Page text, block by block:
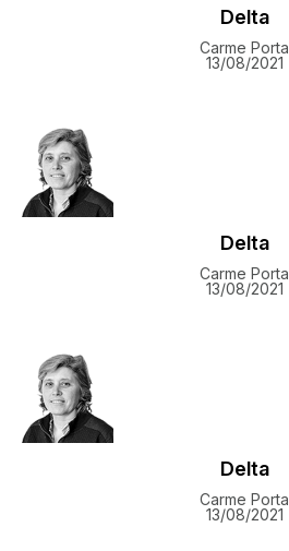
Delta
Carme Porta
13/08/2021
Delta
Carme Porta
13/08/2021
Delta
Carme Porta
13/08/2021